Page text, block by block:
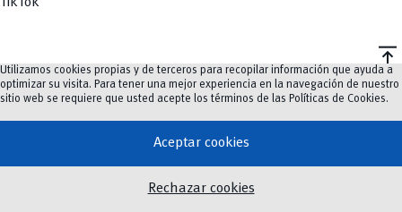
vertical_align_top
©2023-2026UCuenca.
Utilizamos cookies propias y de terceros para recopilar información que ayuda a
optimizar su visita. Para tener una mejor experiencia en la navegación de nuestro
sitio web se requiere que usted acepte los términos de las Políticas de Cookies.
Aceptar cookies
Rechazar cookies